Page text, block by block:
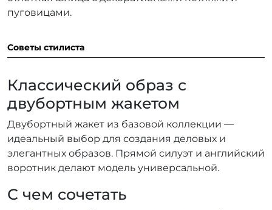
Советы стилиста
Классический образ с
двубортным жакетом
Двубортный жакет из базовой коллекции —
идеальный выбор для создания деловых и
элегантных образов. Прямой силуэт и английский
воротник делают модель универсальной.
С чем сочетать
пуговицами.